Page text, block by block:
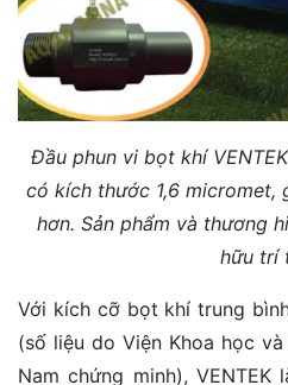
Đầu phun vi bọt khí
có kích thước 1,6
hơn. Sản phẩm và thương
hữu trí
Với kích cỡ bọt khí trung
(số liệu do Viện Khoa học
Nam chứng minh),